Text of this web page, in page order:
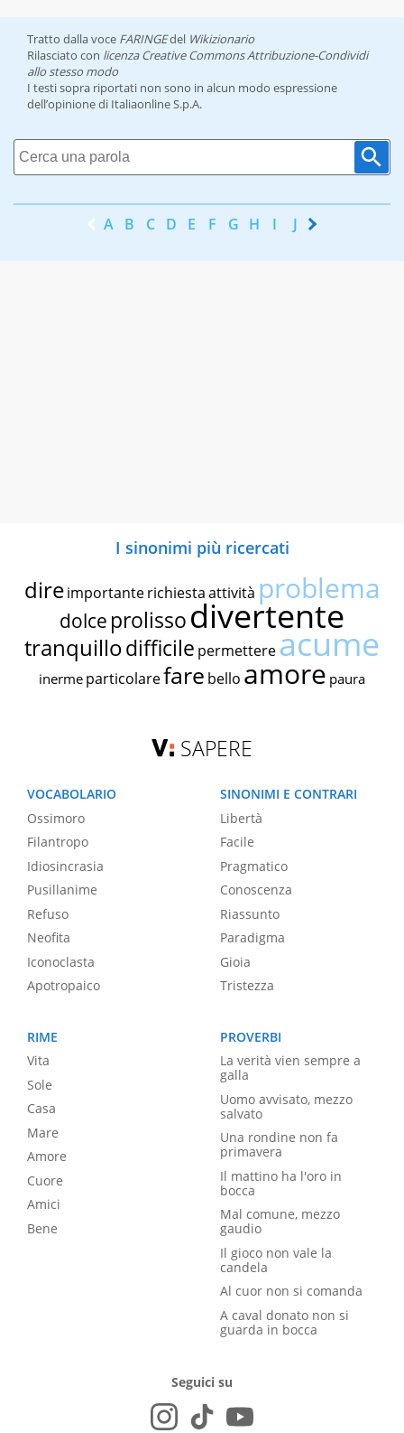
Tratto dalla voce FARINGEdel Wikizionario
Rilasciato con licenza Creative Commons Attribuzione-Condividi
allo stesso modo
I testi sopra riportati non sono in alcun modo espressione
dell’opinione di Italiaonline S.p.A.
A B C D E F G H I J K
I sinonimi più ricercati
dire importante richiestaattività problema
dolce prolissodivertente
tranquillodifficile permettereacume
inerme particolarefare bello amore paura
SAPERE
VOCABOLARIO
Ossimoro
Filantropo
Idiosincrasia
Pusillanime
Refuso
Neofita
Iconoclasta
Apotropaico
SINONIMI E CONTRARI
Libertà
Facile
Pragmatico
Conoscenza
Riassunto
Paradigma
Gioia
Tristezza
RIME
Vita
Sole
Casa
Mare
Amore
Cuore
Amici
Bene
PROVERBI
La verità vien sempre a
galla
Uomo avvisato, mezzo
salvato
Una rondine non fa
primavera
Il mattino ha l'oro in
bocca
Mal comune, mezzo
gaudio
Il gioco non vale la
candela
Al cuor non si comanda
A caval donato non si
guarda in bocca
Seguici su